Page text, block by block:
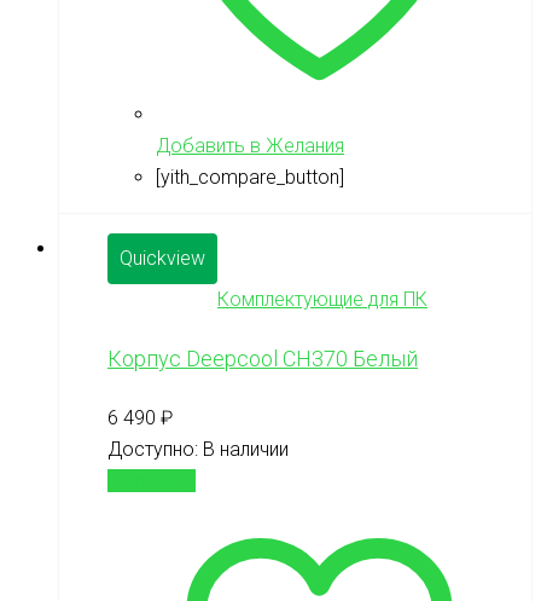
Добавить в Желания
[yith_compare_button]
Quickview
Комплектующие для ПК
Корпус Deepcool СН370 Белый
6 490 ₽
Доступно: В наличии